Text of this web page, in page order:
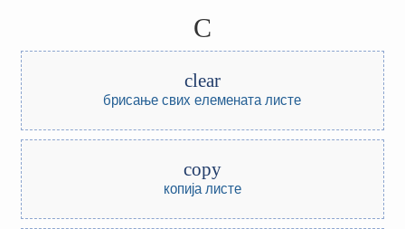
C
clear
брисање свих елемената листе
copy
копија листе